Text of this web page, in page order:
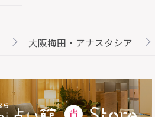
大阪梅田・アナスタシア